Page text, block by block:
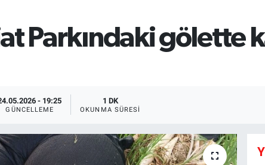
Parkındaki gölette
- 19:25
GÜNCELLEME
1 DK
OKUNMA SÜRESI